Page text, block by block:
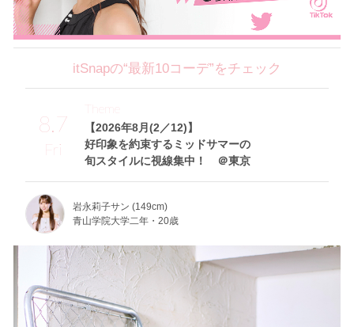
itSnapの“最新10コーデ”をチェック
8.7
Fri
【2026年8月(2／12)】
好印象を約束するミッドサマーの
旬スタイルに視線集中！ ＠東京
Theme
岩永莉子サン (149cm)
青山学院大学二年・20歳